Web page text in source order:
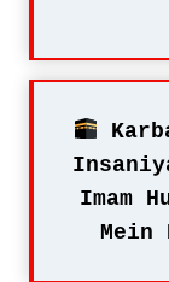
Imam
Mein